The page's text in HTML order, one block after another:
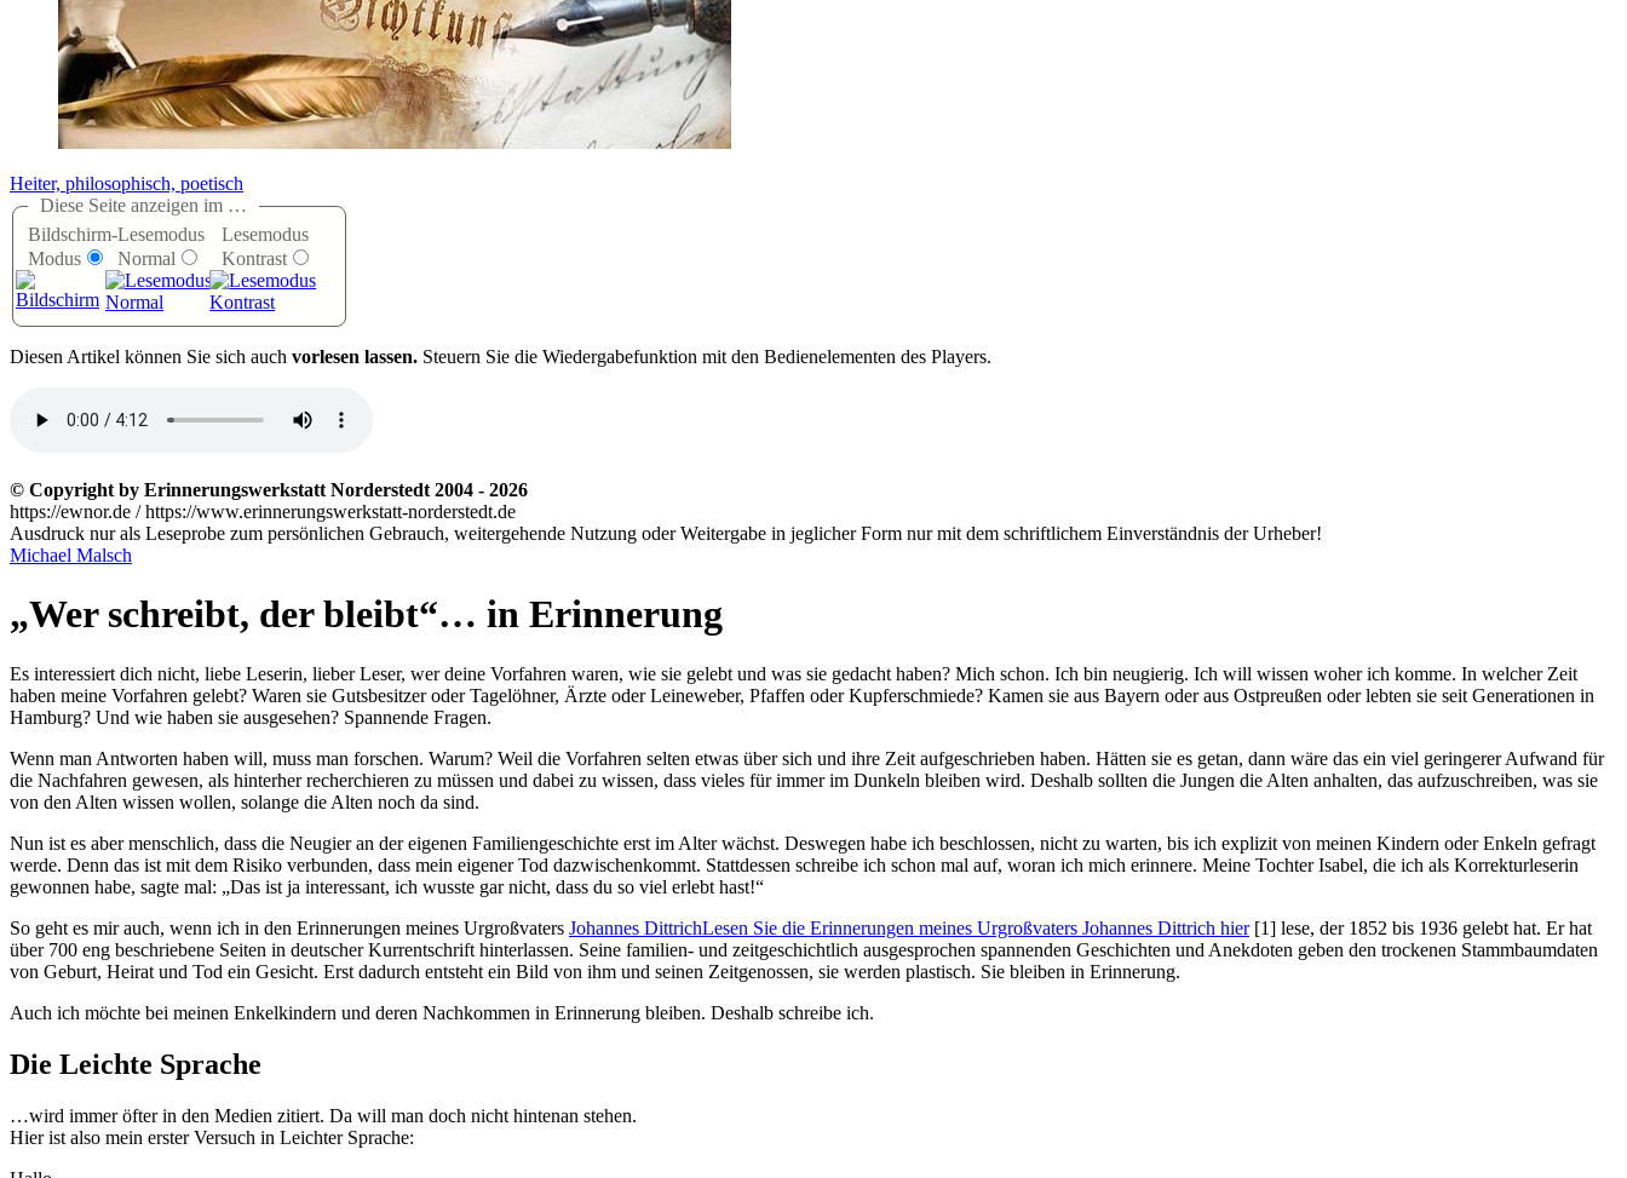
Heiter, philosophisch, poetisch
Diese Seite anzeigen im …
Bildschirm-
Modus
Lesemodus
Normal
Lesemodus
Kontrast
Diesen Artikel können Sie sich auch vorlesen lassen. Steuern Sie die Wiedergabefunktion mit den Bedienelementen des Players.
© Copyright by Erinnerungswerkstatt Norderstedt 2004 - 2026
https://ewnor.de / https://www.erinnerungswerkstatt-norderstedt.de
Ausdruck nur als Leseprobe zum persönlichen Gebrauch, weitergehende Nutzung oder Weitergabe in jeglicher Form nur mit dem schriftlichem Einverständnis der Urheber!
Michael Malsch
Wer schreibt, der bleibt … in Erinnerung
Es interessiert dich nicht, liebe Leserin, lieber Leser, wer deine Vorfahren waren, wie sie gelebt und was sie gedacht haben? Mich schon. Ich bin neugierig. Ich will wissen woher ich komme. In welcher Zeit
haben meine Vorfahren gelebt? Waren sie Gutsbesitzer oder Tagelöhner, Ärzte oder Leineweber, Pfaffen oder Kupferschmiede? Kamen sie aus Bayern oder aus Ostpreußen oder lebten sie seit Generationen in
Hamburg? Und wie haben sie ausgesehen? Spannende Fragen.
Wenn man Antworten haben will, muss man forschen. Warum? Weil die Vorfahren selten etwas über sich und ihre Zeit aufgeschrieben haben. Hätten sie es getan, dann wäre das ein viel geringerer Aufwand für
die Nachfahren gewesen, als hinterher recherchieren zu müssen und dabei zu wissen, dass vieles für immer im Dunkeln bleiben wird. Deshalb sollten die Jungen die Alten anhalten, das aufzuschreiben, was sie
von den Alten wissen wollen, solange die Alten noch da sind.
Nun ist es aber menschlich, dass die Neugier an der eigenen Familiengeschichte erst im Alter wächst. Deswegen habe ich beschlossen, nicht zu warten, bis ich explizit von meinen Kindern oder Enkeln gefragt
werde. Denn das ist mit dem Risiko verbunden, dass mein eigener Tod dazwischenkommt. Stattdessen schreibe ich schon mal auf, woran ich mich erinnere. Meine Tochter Isabel, die ich als Korrekturleserin
gewonnen habe, sagte mal:
Das ist ja interessant, ich wusste gar nicht, dass du so viel erlebt hast!
So geht es mir auch, wenn ich in den Erinnerungen meines Urgroßvaters Johannes DittrichLesen Sie die Erinnerungen meines Urgroßvaters Johannes Dittrich hier[1] lese, der 1852 bis 1936 gelebt hat. Er hat
über 700 eng beschriebene Seiten in deutscher Kurrentschrift hinterlassen. Seine familien- und zeitgeschichtlich ausgesprochen spannenden Geschichten und Anekdoten geben den trockenen Stammbaumdaten
von Geburt, Heirat und Tod ein Gesicht. Erst dadurch entsteht ein Bild von ihm und seinen Zeitgenossen, sie werden plastisch. Sie bleiben in Erinnerung.
Auch ich möchte bei meinen Enkelkindern und deren Nachkommen in Erinnerung bleiben. Deshalb schreibe ich.
Die Leichte Sprache
…wird immer öfter in den Medien zitiert. Da will man doch nicht hintenan stehen.
Hier ist also mein erster Versuch in Leichter Sprache: